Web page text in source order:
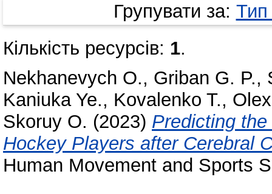
Групувати за: Тип
Кількість ресурсів: 1.
Nekhanevych O., Griban G. P.,
Kaniuka Ye., Kovalenko T.,
Skoruy O. (2023) Predicting
Hockey Players after Cerebral
Human Movement and Sports